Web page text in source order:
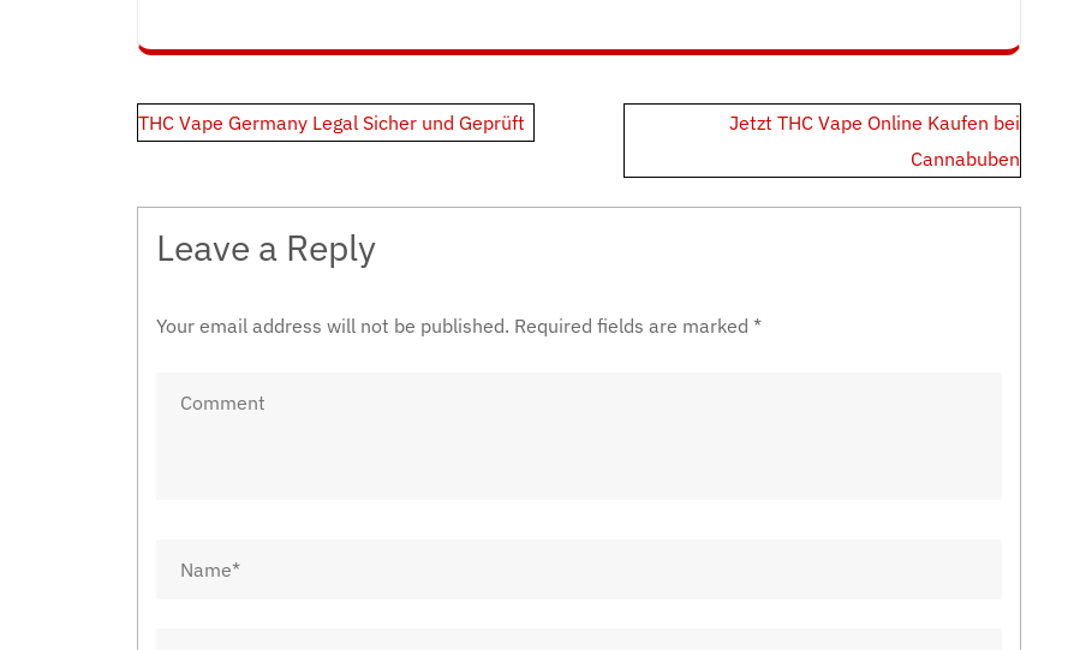
Post
THC Vape Germany Legal Sicher und Geprüft
Jetzt THC Vape Online Kaufen bei
Cannabuben
Leave a Reply
Your email address will not be published. Required fields are marked *